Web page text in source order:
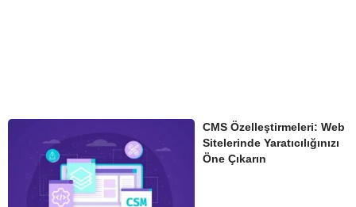
CMS Özelleştirmeleri: Web
Sitelerinde Yaratıcılığınızı
Öne Çıkarın